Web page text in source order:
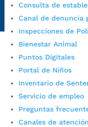
Consulta de
Canal de denuncia
Inspecciones de
Bienestar Animal
Puntos Digitales
Portal de Niños
Inventario de
Servicio de empleo
Preguntas
Canales de atención
Alcaldía de Bucaramanga
@AlcaldíaBGA